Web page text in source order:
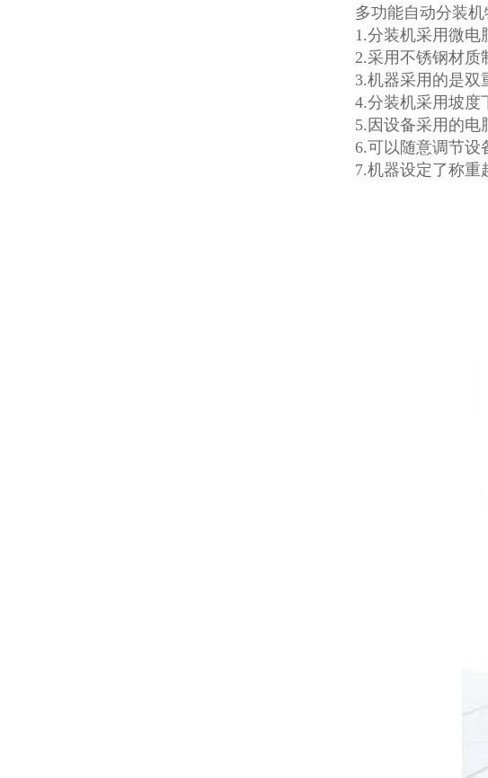
多功能自动分装机
1.分装机采用微电
2.采用不锈钢材质
3.机器采用的是双
4.分装机采用坡度
5.因设备采用的电
6.可以随意调节设
7.机器设定了称重